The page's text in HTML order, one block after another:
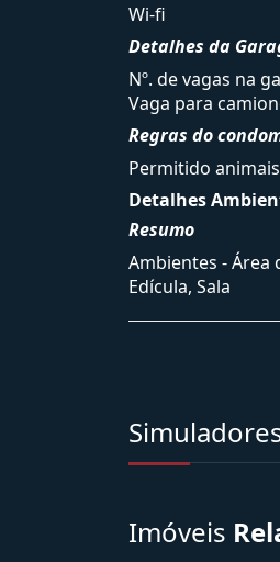
Wi-fi
Detalhes da
Nº. de vagas na
Vaga para
Regras do
Permitido
Detalhes
Resumo
Ambientes - Área
Edícula, Sala
Imóveis